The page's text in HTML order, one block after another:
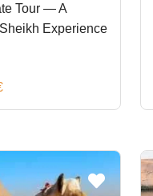
Tour — A
Experience